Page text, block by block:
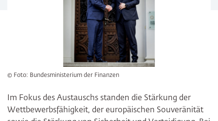
© Foto: Bundesministerium der Finanzen
Im Fokus des Austauschs standen die Stärkung der
Wettbewerbsfähigkeit, der europäischen Souveränität